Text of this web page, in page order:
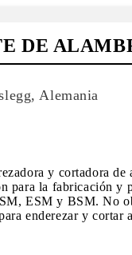
DE
Alemania
y cortadora
para la fabricación
ESM y BSM. No